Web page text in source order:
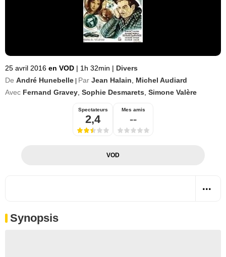
25 avril 2016 en VOD | 1h 32min | Divers
De André Hunebelle Par Jean Halain
Michel Audiard
Avec Fernand Gravey Sophie Desmarets Simone Valère
Spectateurs
2,4
Mes amis
--
VOD
Synopsis